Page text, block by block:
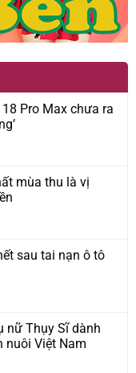
Pro Max chưa ra
mùa thu là vị
sau tai nạn ô tô
nữ Thụy Sĩ dành
nuôi Việt Nam